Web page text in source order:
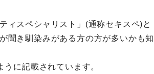
ィスペシャリスト」(通称セキスペ)と
聞き馴染みがある方の方が多いかも知
に記載されています。